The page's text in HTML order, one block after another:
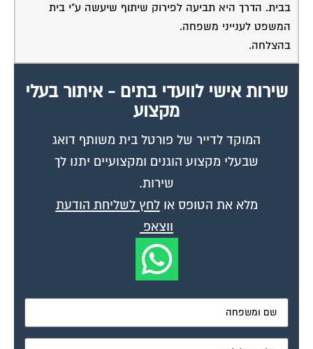
בבית. הדרך היא תביעה לפירוק שיתוף שיעשה ע"י בית
המשפט לענייני משפחה.
בהצלחה.
שירות אישי לוועדי בתים - איתור בעלי
מקצוע
המוקד לדייר של פורטל בית משותף דואג
שבעלי מקצוע הוגנים ומקצועיים יתנו לך
שירות.
מלא את הטופס אולחץ לשליחת הודעת
ווצאפ